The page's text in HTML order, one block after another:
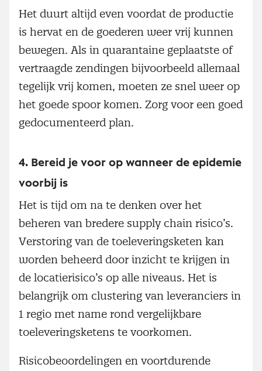
Het duurt altijd even voordat de productie
is hervat en de goederen weer vrij kunnen
bewegen. Als in quarantaine geplaatste of
vertraagde zendingen bijvoorbeeld allemaal
tegelijk vrij komen, moeten ze snel weer op
het goede spoor komen. Zorg voor een goed
gedocumenteerd plan.
4. Bereid je voor op wanneer de epidemie
voorbij is
Het is tijd om na te denken over het
beheren van bredere supply chain risico’s.
Verstoring van de toeleveringsketen kan
worden beheerd door inzicht te krijgen in
de locatierisico’s op alle niveaus. Het is
belangrijk om clustering van leveranciers in
1 regio met name rond vergelijkbare
toeleveringsketens te voorkomen.
Risicobeoordelingen en voortdurende